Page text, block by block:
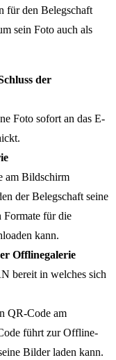
für den Belegschaft
sein Foto auch als
der
Foto sofort an das E-
am Bildschirm
der Belegschaft seine
Formate für die
kann.
Offlinegalerie
bereit in welches sich
QR-Code am
führt zur Offline-
Bilder laden kann.